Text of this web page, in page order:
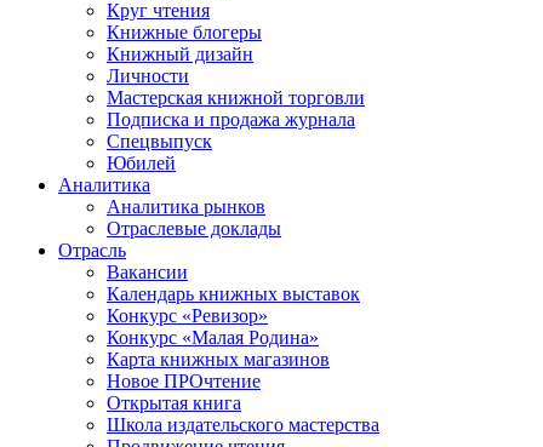
Круг чтения
Книжные блогеры
Книжный дизайн
Личности
Мастерская книжной торговли
Подписка и продажа журнала
Спецвыпуск
Юбилей
Аналитика
Аналитика рынков
Отраслевые доклады
Отрасль
Вакансии
Календарь книжных выставок
Конкурс «Ревизор»
Конкурс «Малая Родина»
Карта книжных магазинов
Новое ПРОчтение
Открытая книга
Школа издательского мастерства